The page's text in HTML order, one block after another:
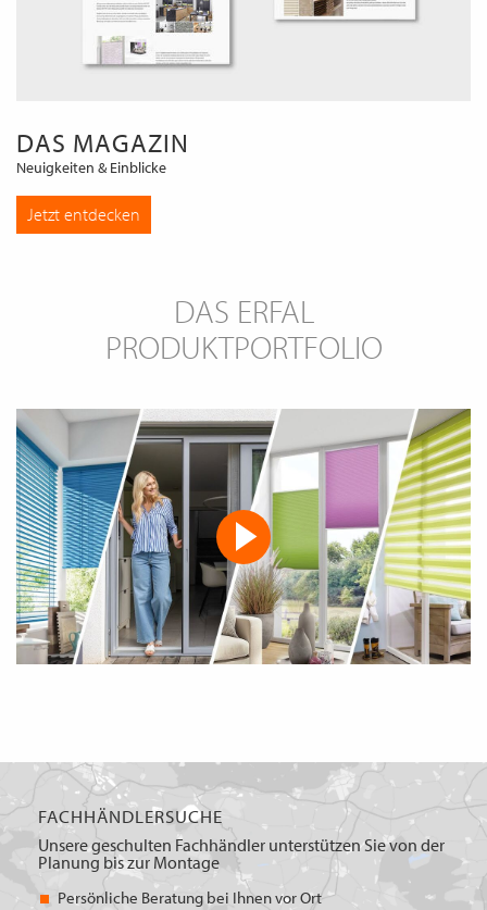
DAS MAGAZIN
Neuigkeiten & Einblicke
Jetzt entdecken
DAS ERFAL
PRODUKTPORTFOLIO
FACHHÄNDLERSUCHE
Unsere geschulten Fachhändler unterstützen Sie von der
Planung bis zur Montage
Persönliche Beratung bei Ihnen vor Ort